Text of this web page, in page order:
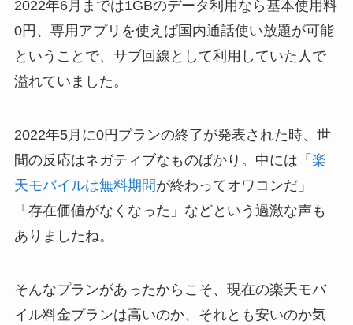
2022年6月までは1GBのデータ利用なら基本使用料
0円、専用アプリを使えば国内通話使い放題が可能
ということで、サブ回線として利用していた人で
溢れていました。
2022年5月に0円プランの終了が発表された時、世
間の反応はネガティブなものばかり。中には「 楽
天モバイルは無料期間が終わってオワコンだ」
「存在価値がなくなった」などという過激な声も
ありましたね。
そんなプランがあったからこそ、現在の楽天モバ
イル料金プランは高いのか、それとも安いのか気